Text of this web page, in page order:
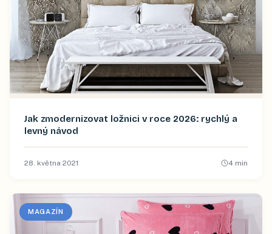
Jak zmodernizovat ložnici v roce 2026: rychlý a
levný návod
28. května 2021 4 min
MAGAZÍN